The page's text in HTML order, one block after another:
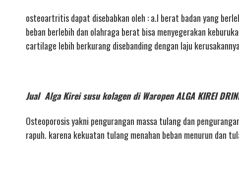
osteoartritis dapat disebabkan oleh : a.l berat badan yang
beban berlebih dan olahraga berat bisa menyegerakan
cartilage lebih berkurang disebanding dengan laju
Jual Alga Kirei susu kolagen di Waropen ALGA KIREI
Osteoporosis yakni pengurangan massa tulang dan
rapuh. karena kekuatan tulang menahan beban menurun dan